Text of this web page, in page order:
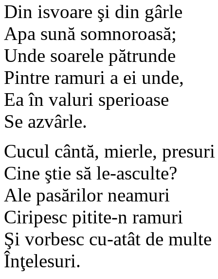
Din isvoare şi din gârle
Apa sună somnoroasă;
Unde soarele pătrunde
Pintre ramuri a ei unde,
Ea în valuri sperioase
Se azvârle.
Cucul cântă, mierle,
Cine ştie să le-asculte?
Ale pasărilor neamuri
Ciripesc pitite-n ramuri
Şi vorbesc cu-atât de multe
Înţelesuri.